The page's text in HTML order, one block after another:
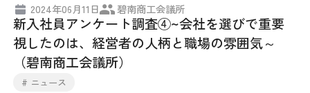
2024年06月11日 碧南商工会議所
新入社員アンケート調査④~会社を選びで重要
視したのは、経営者の人柄と職場の雰囲気～
（碧南商工会議所）
# ニュース